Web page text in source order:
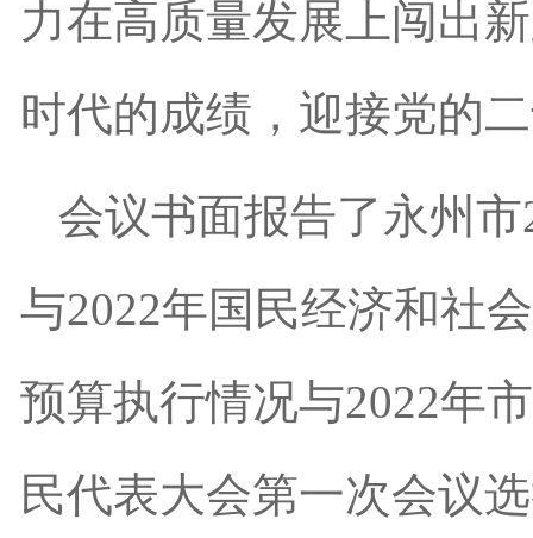
力在高质量发展上闯出
时代的成绩，迎接党的
会议书面报告了永州
与2022年国民经济和社
预算执行情况与2022年
民代表大会第一次会议